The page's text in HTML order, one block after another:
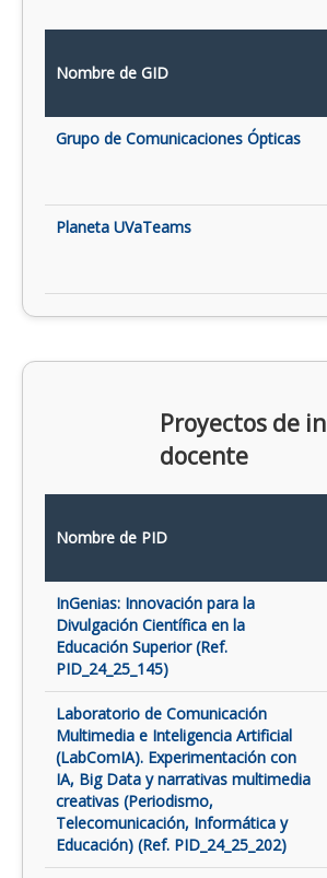
Nombre de GID
Grupo de Comunicaciones Ópticas
Planeta UVaTeams
Proyectos de
docente
Nombre de PID
InGenias: Innovación para la
Divulgación Científica en la
Educación Superior (Ref.
PID_24_25_145)
Laboratorio de Comunicación
Multimedia e Inteligencia Artificial
(LabComIA). Experimentación con
IA, Big Data y narrativas multimedia
creativas (Periodismo,
Telecomunicación, Informática y
Educación) (Ref. PID_24_25_202)